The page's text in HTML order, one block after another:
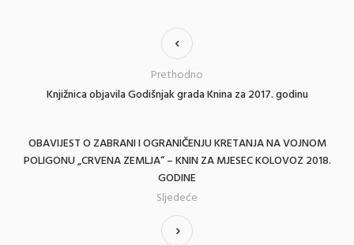
Knjižnica objavila Godišnjak grada Knina za 2017. godinu
Prethodno
OBAVIJEST O ZABRANI I OGRANIČENJU KRETANJA NA VOJNOM
POLIGONU „CRVENA ZEMLJA“ – KNIN ZA MJESEC KOLOVOZ 2018.
GODINE
Sljedeće